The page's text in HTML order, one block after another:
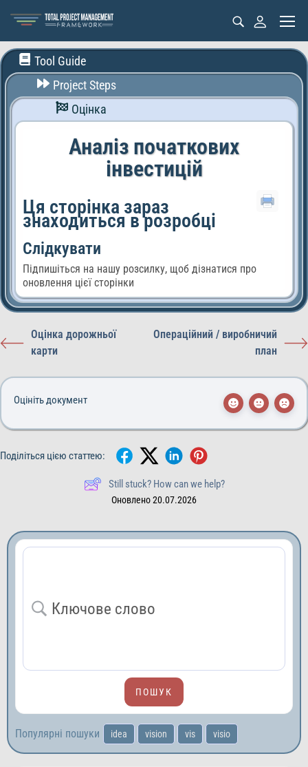
Популярні пошуки idea vision vis visio
Tool Guide
Project Steps
Оцінка
Аналіз початкових
інвестицій
Ця сторінка зараз
знаходиться в розробці
Слідкувати
Підпишіться на нашу розсилку, щоб дізнатися про
оновлення цієї сторінки
Оцінка дорожньої
карти
Операційний / виробничий
план
Оцініть документ
Поділіться цією статтею:
Still stuck? How can we help?
Оновлено 20.07.2026